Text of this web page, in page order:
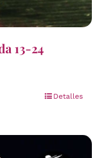
13-24
Detalles